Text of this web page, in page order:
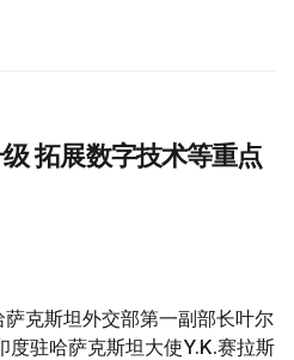
拓展数字技术等重点
萨克斯坦外交部第一副部长叶尔
度驻哈萨克斯坦大使Y.K.赛拉斯